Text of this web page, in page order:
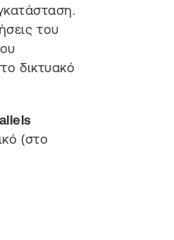
του
δικτυακό
(στο